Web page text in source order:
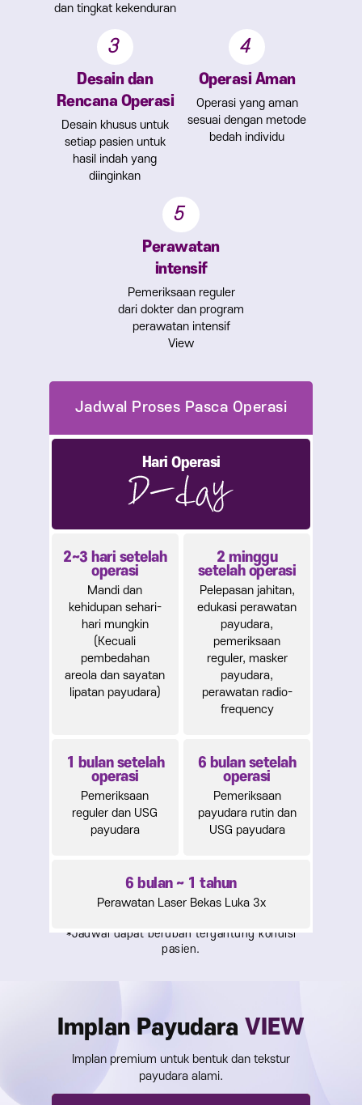
dan tingkat kekenduran
3
Desain dan
Rencana Operasi
Desain khusus untuk
setiap pasien untuk
hasil indah yang
diinginkan
4
Operasi Aman
Operasi yang aman
sesuai dengan metode
bedah individu
5
Perawatan
intensif
Pemeriksaan reguler
dari dokter dan program
perawatan intensif
View
Hari Operasi
2~3 hari setelah
operasi
Mandi dan
kehidupan sehari-
hari mungkin
(Kecuali
pembedahan
areola dan sayatan
lipatan payudara)
2 minggu
setelah operasi
Pelepasan jahitan,
edukasi perawatan
payudara,
pemeriksaan
reguler, masker
payudara,
perawatan radio-
frequency
1 bulan setelah
operasi
Pemeriksaan
reguler dan USG
payudara
6 bulan setelah
operasi
Pemeriksaan
payudara rutin dan
USG payudara
6 bulan ~ 1 tahun
Perawatan Laser Bekas Luka 3x
Implan Payudara VIEW
Implan premium untuk bentuk dan tekstur
payudara alami.